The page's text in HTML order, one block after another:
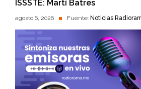
ISSSTE: Martí Batres
agosto 6, 2026 Fuente: Noticias